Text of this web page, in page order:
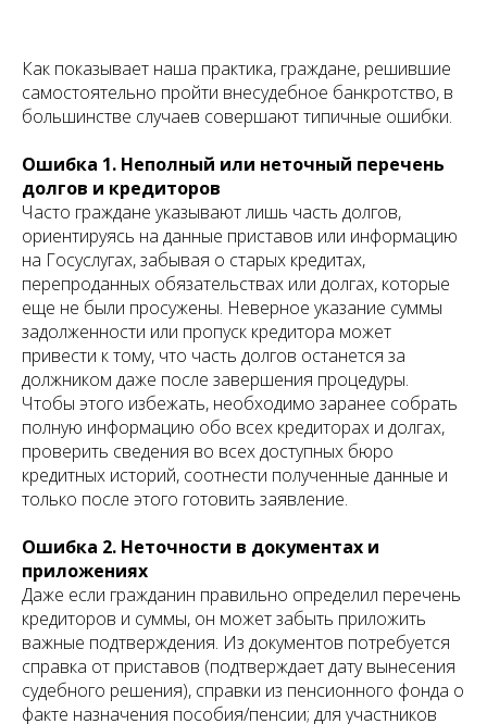
Как показывает наша практика, граждане, решившие
самостоятельно пройти внесудебное банкротство, в
большинстве случаев совершают типичные ошибки.
Ошибка 1. Неполный или неточный перечень
долгов и кредиторов
Часто граждане указывают лишь часть долгов,
ориентируясь на данные приставов или информацию
на Госуслугах, забывая о старых кредитах,
перепроданных обязательствах или долгах, которые
еще не были просужены. Неверное указание суммы
задолженности или пропуск кредитора может
привести к тому, что часть долгов останется за
должником даже после завершения процедуры.
Чтобы этого избежать, необходимо заранее собрать
полную информацию обо всех кредиторах и долгах,
проверить сведения во всех доступных бюро
кредитных историй, соотнести полученные данные и
только после этого готовить заявление.
Ошибка 2. Неточности в документах и
приложениях
Даже если гражданин правильно определил перечень
кредиторов и суммы, он может забыть приложить
важные подтверждения. Из документов потребуется
справка от приставов (подтверждает дату вынесения
судебного решения), справки из пенсионного фонда о
факте назначения пособия/пенсии; для участников